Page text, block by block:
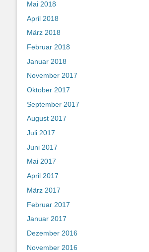
Mai 2018
April 2018
März 2018
Februar 2018
Januar 2018
November 2017
Oktober 2017
September 2017
August 2017
Juli 2017
Juni 2017
Mai 2017
April 2017
März 2017
Februar 2017
Januar 2017
Dezember 2016
November 2016